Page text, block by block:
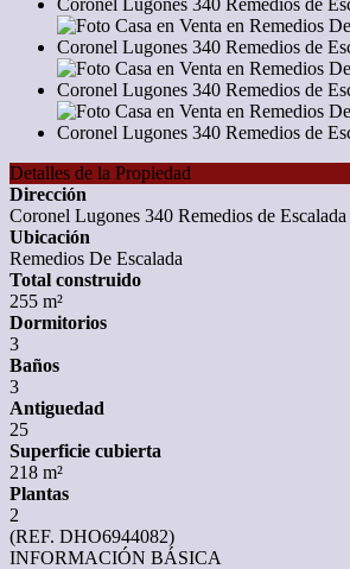
Detalles de la Propiedad
Dirección
Coronel Lugones 340 Remedios de Escalada
Ubicación
Remedios De Escalada
Total construido
255 m²
Dormitorios
3
Baños
3
Antiguedad
25
Superficie cubierta
218 m²
Plantas
2
(REF. DHO6944082)
INFORMACIÓN BÁSICA